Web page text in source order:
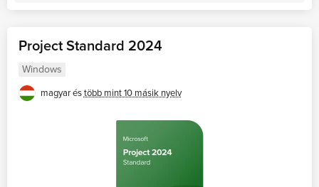
Project Standard 2024
Windows
magyar éstöbb mint 10 másik nyelv